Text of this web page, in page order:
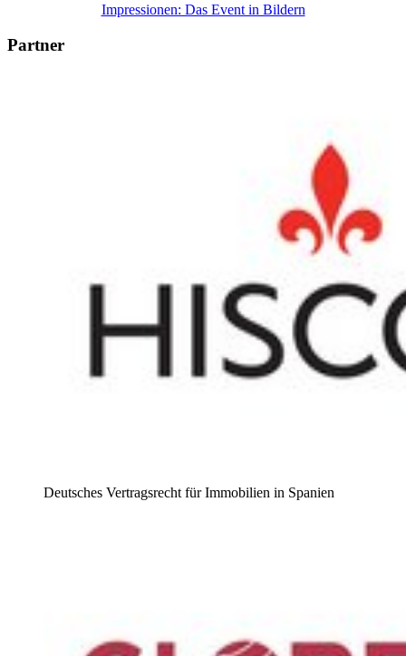
Impressionen: Das Event in Bildern
Partner
Deutsches Vertragsrecht für Immobilien in Spanien